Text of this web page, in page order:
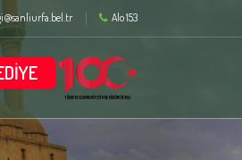
Alo 153